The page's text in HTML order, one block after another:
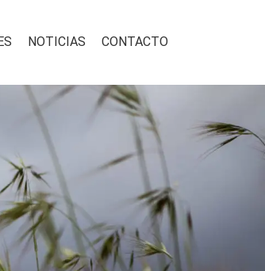
NOTICIAS CONTACTO